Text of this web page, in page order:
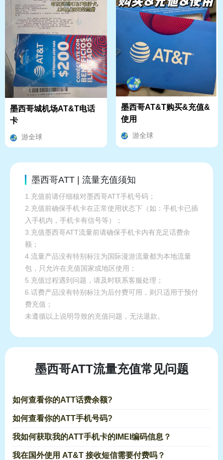
墨西哥城机场AT&T电话
卡
游全球
墨西哥AT&T购买&充值&
使用
游全球
墨西哥ATT | 流量充值须知
1.充值前请仔细核对墨西哥ATT手机号码；
2.充值前确保手机卡在正常使用状态下（如：手机卡已插
入手机内，手机卡有信号等）；
3.充值墨西哥ATT流量前请确保手机卡内有充足话费余
额；
4.流量产品没有特别标注为国际漫游流量都为本地流量
包，只允许在充值国家或地区使用；
5.充值过程遇到问题，请及时联系客服处理；
6.话费产品没有特别标注为后付费可用，则只适用于预付
费充值；
未遵循以上说明导致的充值问题，无法退款。
墨西哥ATT流量充值常见问题
如何查看你的ATT话费余额?
如何查看你的ATT手机号码?
我如何获取我的ATT手机卡的IMEI编码信息？
我在国外使用 AT&T 接收短信需要付费吗？